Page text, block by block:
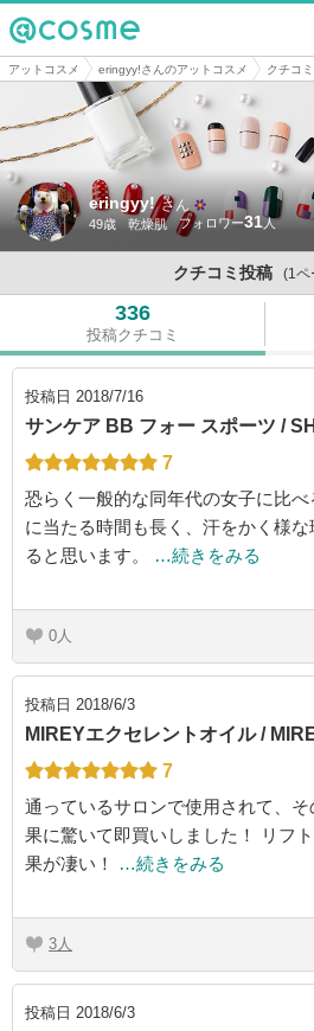
@cosme
アットコスメ eringyy!さんのアットコスメ クチコ
eringyy! さん
49歳 乾燥肌 31
クチコミ投稿 (1ペ
336
投稿クチコミ
投稿日 2018/7/16
サンケア BB フォー スポーツ /
7
恐らく一般的な同年代の女子に比べ
に当たる時間も長く、汗をかく様な
ると思います。
…続きをみる
0
投稿日 2018/6/3
MIREYエクセレントオイル /
7
通っているサロンで使用されて、そ
果に驚いて即買いしました！ リフ
果が凄い！
…続きをみる
3
投稿日 2018/6/3